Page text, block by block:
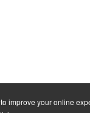
improve your online